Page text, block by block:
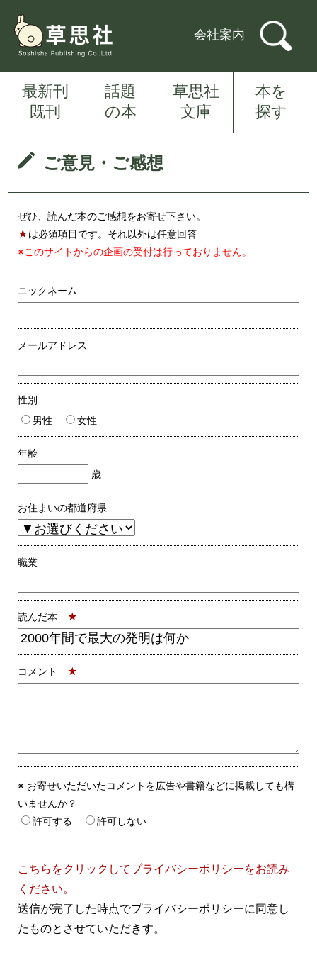
会社案内
最新刊
既刊
話題
の本
草思社
文庫
本を
探す
ご意見・ご感想
ぜひ、読んだ本のご感想をお寄せ下さい。
★は必須項目です。それ以外は任意回答
※このサイトからの企画の受付は行っておりません。
ニックネーム
メールアドレス
性別
男性
女性
年齢
歳
お住まいの都道府県
職業
読んだ本 ★
コメント ★
※ お寄せいただいたコメントを広告や書籍などに掲載しても構
いませんか？
許可する
許可しない
こちらをクリックしてプライバシーポリシーをお読み
ください。
送信が完了した時点でプライバシーポリシーに同意し
たものとさせていただきす。